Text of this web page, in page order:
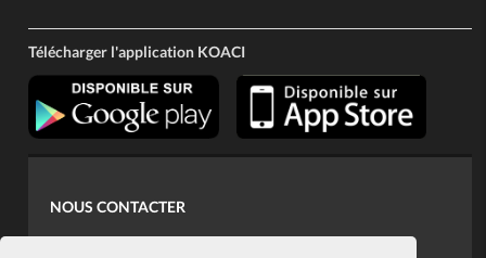
Télécharger l'application KOACI
NOUS CONTACTER